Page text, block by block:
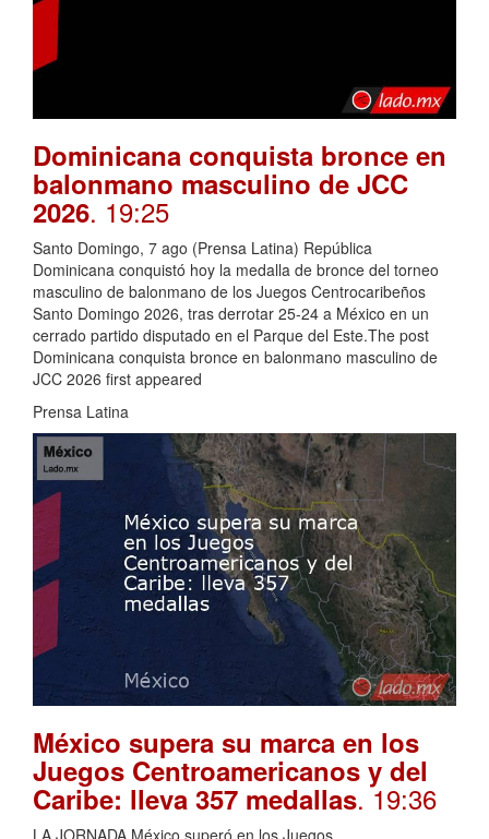
Dominicana conquista bronce en
balonmano masculino de JCC
2026. 19:25
Santo Domingo, 7 ago (Prensa Latina) República
Dominicana conquistó hoy la medalla de bronce del torneo
masculino de balonmano de los Juegos Centrocaribeños
Santo Domingo 2026, tras derrotar 25-24 a México en un
cerrado partido disputado en el Parque del Este.The post
Dominicana conquista bronce en balonmano masculino de
JCC 2026 first appeared
Prensa Latina
México supera su marca en los
Juegos Centroamericanos y del
Caribe: lleva 357 medallas. 19:36
LA JORNADA México superó en los Juegos